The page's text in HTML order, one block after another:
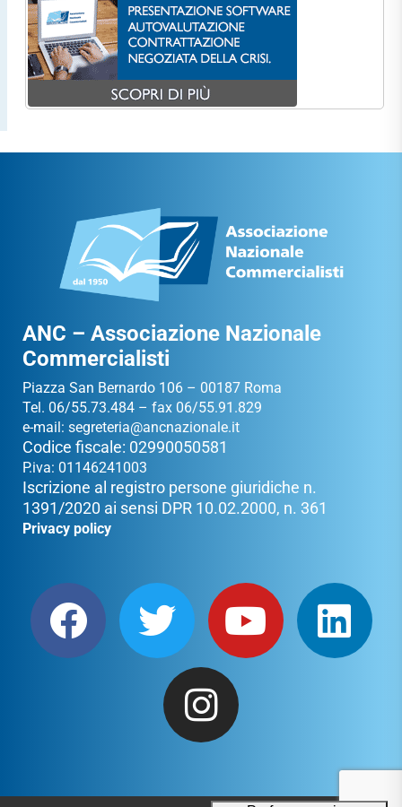
ANC – Associazione Nazionale
Commercialisti
Piazza San Bernardo 106 – 00187 Roma
Tel. 06/55.73.484 – fax 06/55.91.829
e-mail: segreteria@ancnazionale.it
Codice fiscale: 02990050581
P.iva: 01146241003
Iscrizione al registro persone giuridiche n.
1391/2020 ai sensi DPR 10.02.2000, n. 361
Privacy policy